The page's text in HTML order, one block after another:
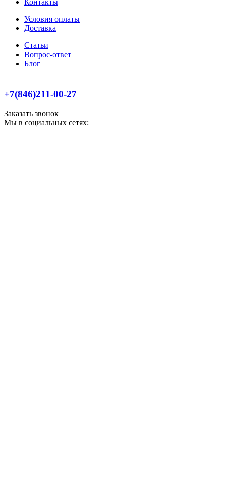
Условия оплаты
Доставка
Статьи
Вопрос-ответ
Блог
+7(846)211-00-27
Заказать звонок
Мы в социальных сетях: